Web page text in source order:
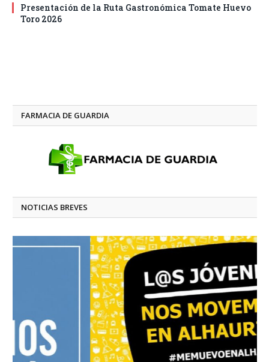
Presentación de la Ruta Gastronómica Tomate Huevo
Toro 2026
FARMACIA DE GUARDIA
NOTICIAS BREVES